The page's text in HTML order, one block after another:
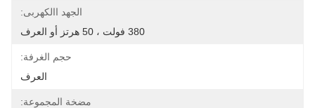
الجهد االكهربى:
380 فولت ، 50 هرتز أو العرف
حجم الغرفة:
العرف
مضخة المجموعة: